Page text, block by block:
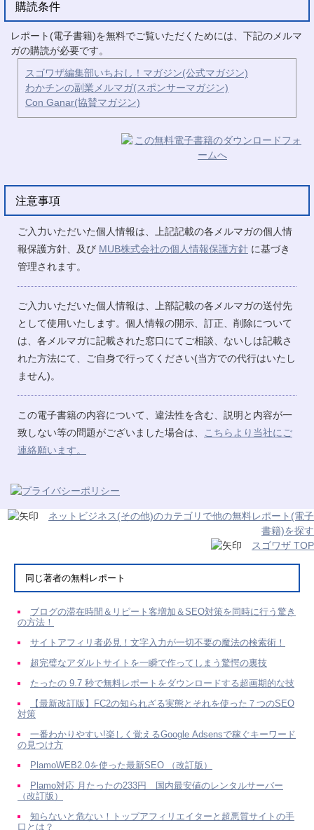
購読条件
レポート(電子書籍)を無料でご覧いただくためには、下記のメルマ
ガの購読が必要です。
スゴワザ編集部いちおし！マガジン(公式マガジン)
わかチンの副業メルマガ(スポンサーマガジン)
Con Ganar(協賛マガジン)
注意事項
ご入力いただいた個人情報は、上記記載の各メルマガの個人情
報保護方針、及び MUB株式会社の個人情報保護方針 に基づき
管理されます。
ご入力いただいた個人情報は、上部記載の各メルマガの送付先
として使用いたします。個人情報の開示、訂正、削除について
は、各メルマガに記載された窓口にてご相談、ないしは記載さ
れた方法にて、ご自身で行ってください(当方での代行はいたし
ません)。
この電子書籍の内容について、違法性を含む、説明と内容が一
致しない等の問題がございました場合は、
こちらより当社にご
連絡願います。
ネットビジネス(その他)のカテゴリで他の無料レポート(電子
書籍)を探す
スゴワザ TOP
同じ著者の無料レポート
ブログの滞在時間＆リピート客増加＆SEO対策を同時に行う驚き
の方法！
サイトアフィリ者必見！文字入力が一切不要の魔法の検索術！
超完璧なアダルトサイトを一瞬で作ってしまう驚愕の裏技
たったの 9.7 秒で無料レポートをダウンロードする超画期的な技
【最新改訂版】FC2の知られざる実態とそれを使った７つのSEO
対策
一番わかりやすい!楽しく覚えるGoogle Adsensで稼ぐキーワード
の見つけ方
PlamoWEB2.0を使った最新SEO （改訂版）
Plamo対応 月たったの233円 国内最安値のレンタルサーバー
（改訂版）
知らないと危ない！トップアフィリエイターと超悪質サイトの手
口とは？